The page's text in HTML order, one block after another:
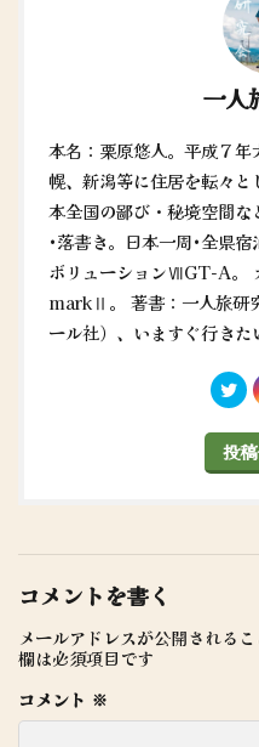
一人
本名：栗原悠人。平成７
幌、新潟等に住居を転々
本全国の鄙び・秘境空間
•落書き。日本一周•全県
ボリューションⅦGT-A
markⅡ。 著書：一人旅研
ール社）、いますぐ行きた
投
コメントを書く
メールアドレスが公開されるこ
欄は必須項目です
コメント ※